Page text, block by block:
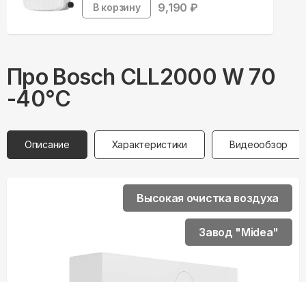
В корзину 9,190 ₽
Про Bosch CLL2000 W 70
-40°С
Описание Характеристики Видеообзор
Высокая очистка воздуха
Завод "Midea"